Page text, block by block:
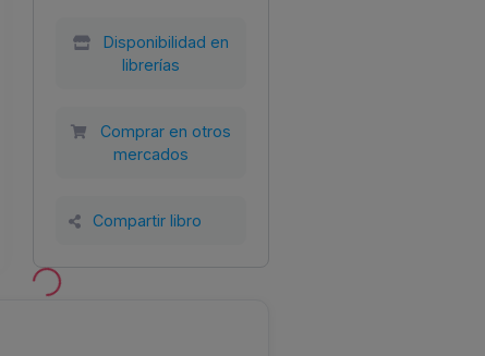
2019 135x190
librerías
mercados
Compartir libro